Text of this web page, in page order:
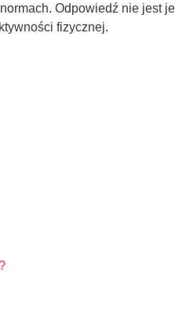
Odpowiedź nie jest
fizycznej.